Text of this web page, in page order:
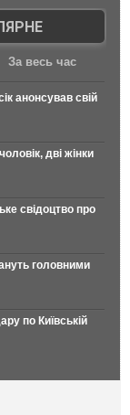
За весь час
анонсував свій
дві жінки
свідоцтво про
головними
по Київській